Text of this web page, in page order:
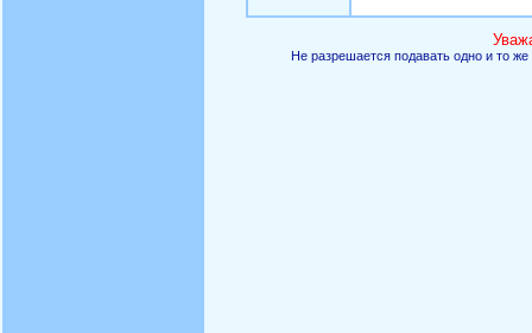
Не разрешается подавать одно и то